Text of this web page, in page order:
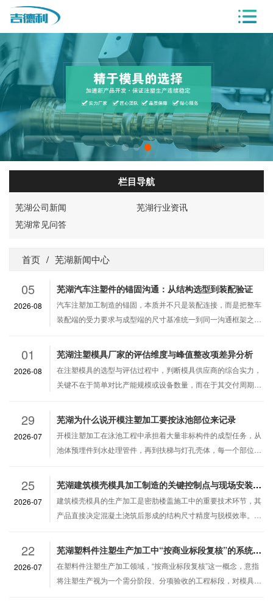
栏目导航
芜湖公司新闻
芜湖行业资讯
芜湖常见问答
首页 / 芜湖新闻中心
05
2026-08
芜湖汽车注塑件的锚固沟通：从结构选型到装配验证
汽车注塑加工制造的锚固，本质并不只是装配连接，而是把整车
装配端的受力要求与成型端的尺寸基准统一到同一沟通框架之
类卡扣座与嵌件螺母等部件，其安装可…
01
2026-08
芜湖注塑模具厂家的评估维度与峰值整改项差异分析
在注塑模具的选型与评估过程中，判断模具供应商的综合实力，
关键不在于简单对比产能规模或设备数量，而在于其交付周期的
态下暴露出的整改项差异。这些因素…
29
2026-07
芜湖为什么说开模注塑加工要按泳池部位来记录
开模注塑加工在泳池工程中承担着大量非标构件的成型任务，从
池体预埋件到水处理管件，再到扶梯与灯孔壳体，每一个部位的
体部位来分别记录模具结构与工艺参…
25
2026-07
芜湖建筑模壳模具加工制造的关键控制点与现场安装变更流程
建筑模壳模具的生产加工是密肋楼盖施工中的重要技术环节，其
产品直接决定混凝土浇筑后形成的结构尺寸精度与脱模效率。在
进行变更操作，这要求模具在出厂前…
22
2026-07
芜湖塑料件注塑生产加工中“按商业标段复核”的系统性校验要点
在塑料件注塑生产加工领域，“按商业标段复核”这一概念，意指
将注塑生产视为一个需分阶段、分项验收的工程标段，对模具、